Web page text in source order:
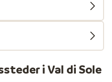
i Val di Sole